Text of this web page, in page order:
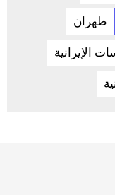
طهران
الإيرانية